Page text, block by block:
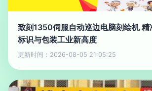
致刻1350伺服自动巡边电脑刻绘机 精
标识与包装工业新高度
更新时间：2026-08-05 21:05:25